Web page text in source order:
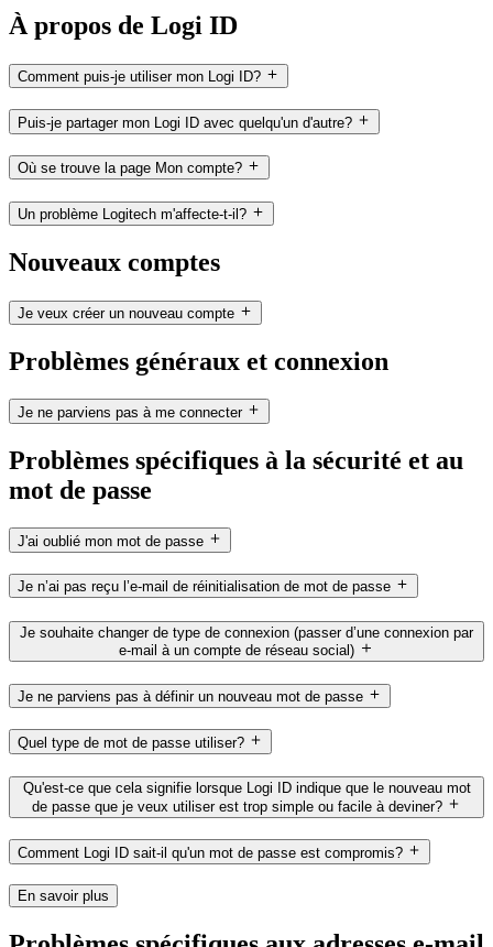
À propos de Logi ID
Comment puis-je utiliser mon Logi ID?
Puis-je partager mon Logi ID avec quelqu'un d'autre?
Où se trouve la page Mon compte?
Un problème Logitech m'affecte-t-il?
Nouveaux comptes
Je veux créer un nouveau compte
Problèmes généraux et connexion
Je ne parviens pas à me connecter
Problèmes spécifiques à la sécurité et au
mot de passe
J'ai oublié mon mot de passe
Je n’ai pas reçu l’e-mail de réinitialisation de mot de passe
Je souhaite changer de type de connexion (passer d’une connexion par
e-mail à un compte de réseau social)
Je ne parviens pas à définir un nouveau mot de passe
Quel type de mot de passe utiliser?
Qu'est-ce que cela signifie lorsque Logi ID indique que le nouveau mot
de passe que je veux utiliser est trop simple ou facile à deviner?
Comment Logi ID sait-il qu'un mot de passe est compromis?
En savoir plus